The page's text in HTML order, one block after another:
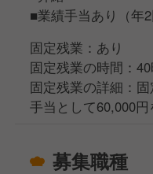
■業績手当あり（年2
固定残業：あり
固定残業の時間：
固定残業の詳細：
手当として60,000
募集職種